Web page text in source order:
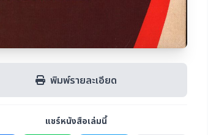
พิมพ์รายละเอียด
แชร์หนังสือเล่มนี้